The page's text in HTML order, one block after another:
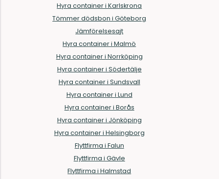
Hyra container i Karlskrona
Tömmer dödsbon i Göteborg
Jämförelsesajt
Hyra container i Malmö
Hyra container i Norrköping
Hyra container i Södertälje
Hyra container i Sundsvall
Hyra container i Lund
Hyra container i Borås
Hyra container i Jönköping
Hyra container i Helsingborg
Flyttfirma i Falun
Flyttfirma i Gävle
Flyttfirma i Halmstad